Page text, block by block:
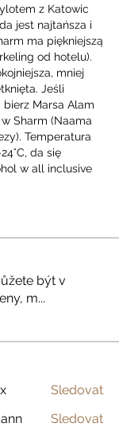
z Katowic
jest najtańsza i
ma piękniejszą
od hotelu).
mniej
Jeśli
Marsa Alam
Sharm (Naama
Temperatura
da się
w all inclusive
být v
m...
Sledovat
Sledovat